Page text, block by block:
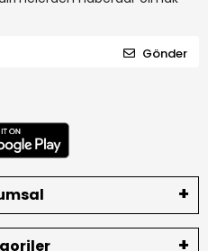
Gönder